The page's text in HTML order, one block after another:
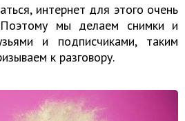
интернет для этого очень
мы делаем снимки и
и подписчиками, таким
к разговору.